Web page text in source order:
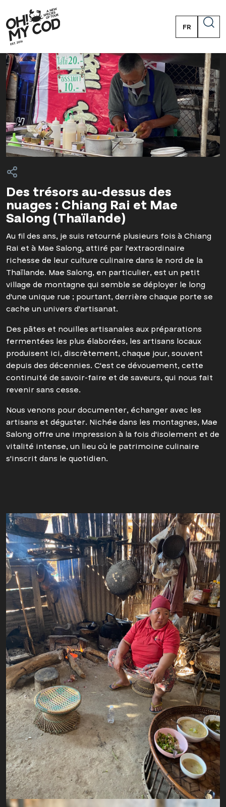
FR
ES
Des trésors au-dessus des
nuages : Chiang Rai et Mae
Salong (Thaïlande)
Au fil des ans, je suis retourné plusieurs fois à Chiang
Rai et à Mae Salong, attiré par l'extraordinaire
richesse de leur culture culinaire dans le nord de la
Thaïlande. Mae Salong, en particulier, est un petit
village de montagne qui semble se déployer le long
d'une unique rue ; pourtant, derrière chaque porte se
cache un univers d'artisanat.
Des pâtes et nouilles artisanales aux préparations
fermentées les plus élaborées, les artisans locaux
produisent ici, discrètement, chaque jour, souvent
depuis des décennies. C'est ce dévouement, cette
continuité de savoir-faire et de saveurs, qui nous fait
revenir sans cesse.
Nous venons pour documenter, échanger avec les
artisans et déguster. Nichée dans les montagnes, Mae
Salong offre une impression à la fois d'isolement et de
vitalité intense, un lieu où le patrimoine culinaire
s'inscrit dans le quotidien.